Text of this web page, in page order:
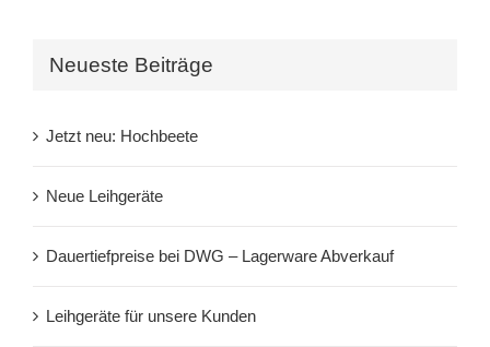
Neueste Beiträge
Jetzt neu: Hochbeete
Neue Leihgeräte
Dauertiefpreise bei DWG – Lagerware Abverkauf
Leihgeräte für unsere Kunden